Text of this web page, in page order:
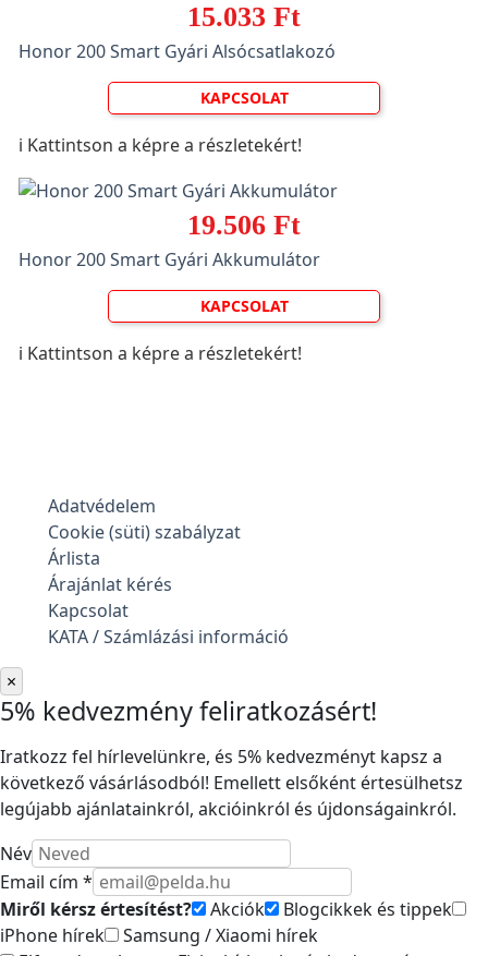
15.033 Ft
Honor 200 Smart Gyári Alsócsatlakozó
KAPCSOLAT
ℹ️ Kattintson a képre a részletekért!
19.506 Ft
Honor 200 Smart Gyári Akkumulátor
KAPCSOLAT
ℹ️ Kattintson a képre a részletekért!
Adatvédelem
Cookie (süti) szabályzat
Árlista
Árajánlat kérés
Kapcsolat
KATA / Számlázási információ
×
5% kedvezmény feliratkozásért!
Iratkozz fel hírlevelünkre, és 5% kedvezményt kapsz a
következő vásárlásodból! Emellett elsőként értesülhetsz
legújabb ajánlatainkról, akcióinkról és újdonságainkról.
Név
Email cím *
Miről kérsz értesítést?
Akciók
Blogcikkek és tippek
iPhone hírek
Samsung / Xiaomi hírek